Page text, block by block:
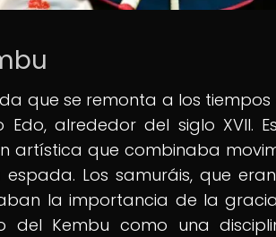
que se remonta a los tiempos
alrededor del siglo XVII.
artística que combinaba
Los samuráis, que
la importancia de la
del Kembu como una